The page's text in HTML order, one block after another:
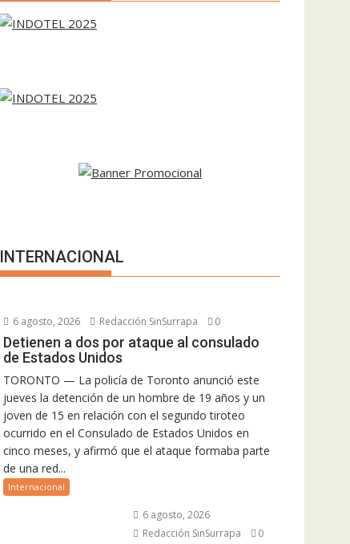
INTERNACIONAL
6 agosto, 2026 Redacción SinSurrapa 0
Detienen a dos por ataque al consulado
de Estados Unidos
TORONTO — La policía de Toronto anunció este
jueves la detención de un hombre de 19 años y un
joven de 15 en relación con el segundo tiroteo
ocurrido en el Consulado de Estados Unidos en
cinco meses, y afirmó que el ataque formaba parte
de una red...
Internacional
6 agosto, 2026
Redacción SinSurrapa
0